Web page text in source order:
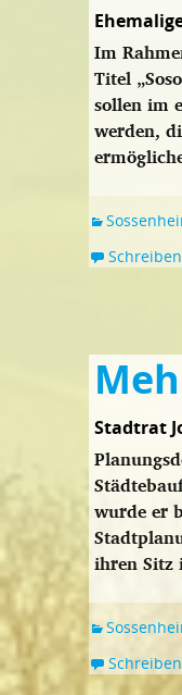
Im
Titel
sollen im
werden,
Stadtrat
wurde er
ihren Sitz